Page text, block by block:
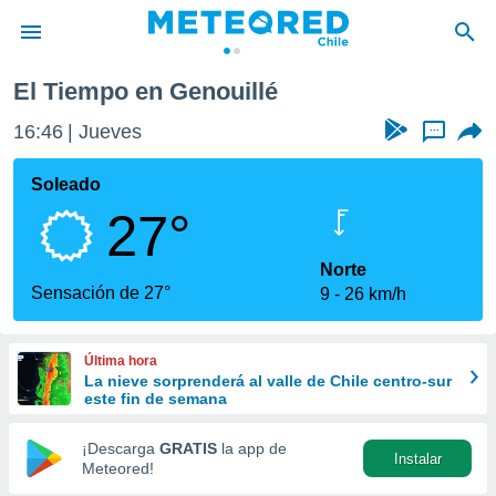
de
por
que se
calidad.
a este
las
y
forma
digital
basada
El Tiempo en Genouillé
16:46 Jueves ...
Soleado
27°
Sensación de 27°
Norte
9
26 km/h
Última hora
La nieve sorprenderá al valle de Chile centro-sur
este fin de semana
¡Descarga GRATIS la app de
Meteored!
Instalar